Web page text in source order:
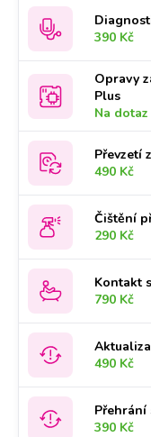
390 Kč
Opravy
Plus
Na dotaz
Převzetí
490 Kč
Čištění
290 Kč
Kontakt
790 Kč
490 Kč
390 Kč